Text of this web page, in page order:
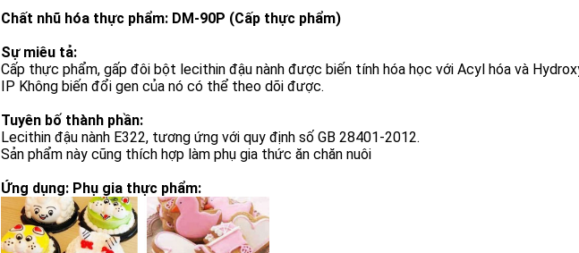
Chất nhũ hóa thực phẩm: DM-90P (Cấp thực phẩm)
Sự miêu tả:
Cấp thực phẩm, gấp đôi bột lecithin đậu nành được biến tính hóa học với Acyl hóa và
IP Không biến đổi gen của nó có thể theo dõi được.
Tuyên bố thành phần:
Lecithin đậu nành E322, tương ứng với quy định số GB 28401-2012.
Sản phẩm này cũng thích hợp làm phụ gia thức ăn chăn nuôi
Ứng dụng: Phụ gia thực phẩm: